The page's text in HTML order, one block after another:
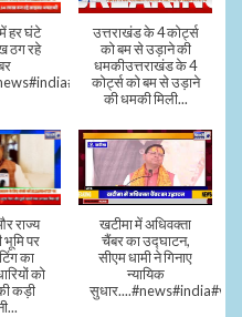
हर घंटे
ठग रहे
उत्तराखंड के 4 कोर्ट्स
को बम से उड़ाने की
धमकीउत्तराखंड के 4
कोर्ट्स को बम से उड़ाने
की धमकी मिली...
राज्य
पर
का
को
कड़ी
खटीमा में अधिवक्ता
चैंबर का उद्घाटन,
सीएम धामी ने गिनाए
न्यायिक